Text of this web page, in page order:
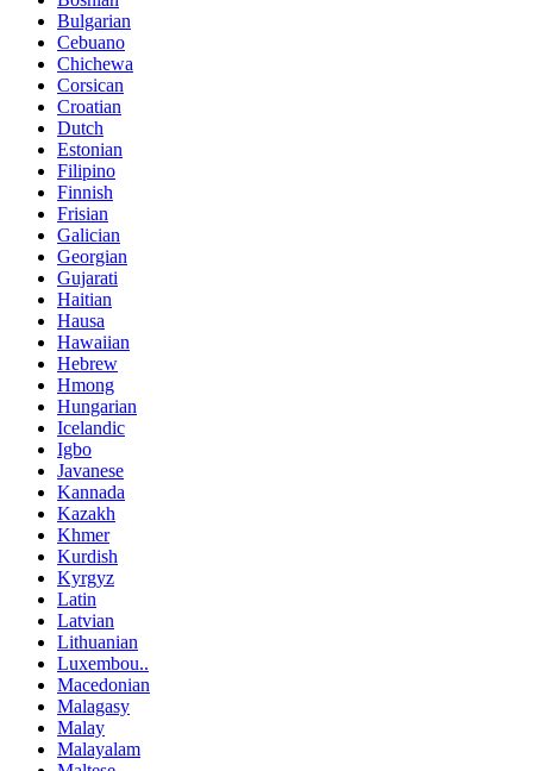
Bulgarian
Cebuano
Chichewa
Corsican
Croatian
Dutch
Estonian
Filipino
Finnish
Frisian
Galician
Georgian
Gujarati
Haitian
Hausa
Hawaiian
Hebrew
Hmong
Hungarian
Icelandic
Igbo
Javanese
Kannada
Kazakh
Khmer
Kurdish
Kyrgyz
Latin
Latvian
Lithuanian
Luxembou..
Macedonian
Malagasy
Malay
Malayalam